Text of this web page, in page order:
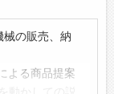
の販売、納
よる商品提案